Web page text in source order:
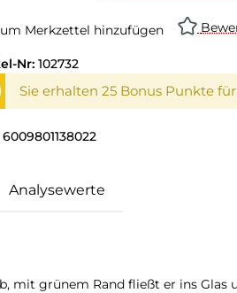
Merkzettel hinzufügen
Nr: 102732
Sie erhalten 25 Bonus Punkte
6009801138022
Analysewerte
mit grünem Rand fließt er ins Glas